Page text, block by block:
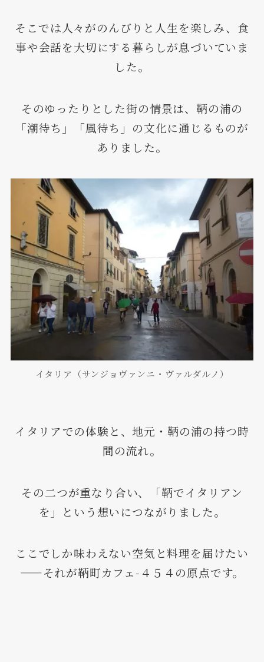
そこでは人々がのんびりと人生を楽しみ、食
事や会話を大切にする暮らしが息づいていま
した。
そのゆったりとした街の情景は、鞆の浦の
「潮待ち」「風待ち」の文化に通じるものが
ありました。
イタリア（サンジョヴァンニ・ヴァルダルノ）
イタリアでの体験と、地元・鞆の浦の持つ時
間の流れ。
その二つが重なり合い、「鞆でイタリアン
を」という想いにつながりました。
ここでしか味わえない空気と料理を届けたい
——それが鞆町カフェ-４５４の原点です。